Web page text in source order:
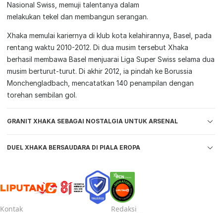
Nasional Swiss, memuji talentanya dalam
melakukan tekel dan membangun serangan.
Xhaka memulai kariernya di klub kota kelahirannya, Basel, pada
rentang waktu 2010-2012. Di dua musim tersebut Xhaka
berhasil membawa Basel menjuarai Liga Super Swiss selama dua
musim berturut-turut. Di akhir 2012, ia pindah ke Borussia
Monchengladbach, mencatatkan 140 penampilan dengan
torehan sembilan gol.
GRANIT XHAKA SEBAGAI NOSTALGIA UNTUK ARSENAL
DUEL XHAKA BERSAUDARA DI PIALA EROPA
Kontak
Redaksi